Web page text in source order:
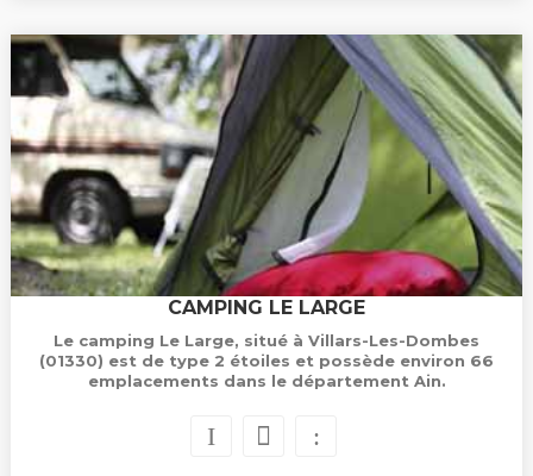
CAMPING LE LARGE
Le camping Le Large, situé à Villars-Les-Dombes
(01330) est de type 2 étoiles et possède environ 66
emplacements dans le département Ain.